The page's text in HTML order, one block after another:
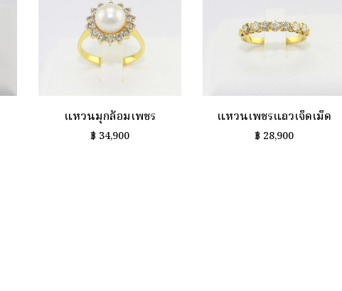
แหวนมุกล้อมเพชร
฿ 34,900
แหวนเพชรแถวเจ็ดเม็ด
฿ 28,900